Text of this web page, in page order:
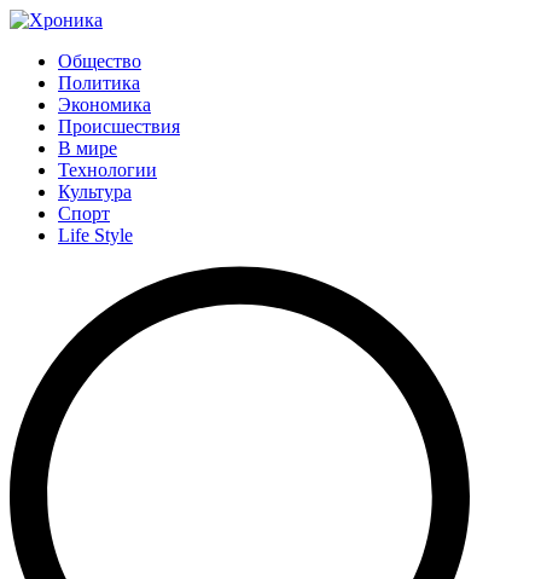
Общество
Политика
Экономика
Происшествия
В мире
Технологии
Культура
Спорт
Life Style